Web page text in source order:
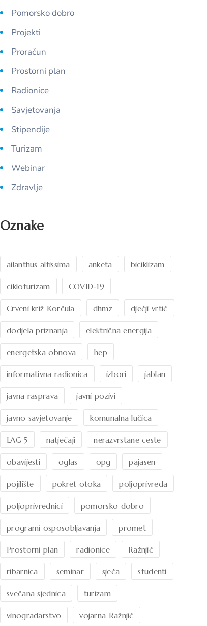
Pomorsko dobro
Projekti
Proračun
Prostorni plan
Radionice
Savjetovanja
Stipendije
Turizam
Webinar
Zdravlje
Oznake
ailanthus altissima anketa biciklizam
cikloturizam COVID-19
Crveni križ Korčula dhmz dječji vrtić
dodjela priznanja električna energija
energetska obnova hep
informativna radionica izbori jablan
javna rasprava javni pozivi
javno savjetovanje komunalna lučica
LAG 5 natječaji nerazvrstane ceste
obavijesti oglas opg pajasen
pojilište pokret otoka poljoprivreda
poljoprivrednici pomorsko dobro
programi osposobljavanja promet
Prostorni plan radionice Ražnjić
ribarnica seminar sječa studenti
svečana sjednica turizam
vinogradarstvo vojarna Ražnjić